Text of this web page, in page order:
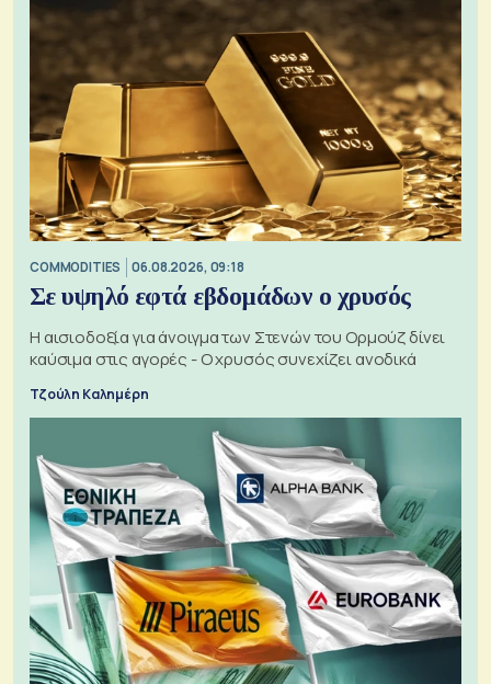
COMMODITIES 06.08.2026, 09:18
Σε υψηλό εφτά εβδομάδων ο χρυσός
Η αισιοδοξία για άνοιγμα των Στενών του Ορμούζ δίνει
καύσιμα στις αγορές - Ο χρυσός συνεχίζει ανοδικά
Τζούλη Καλημέρη